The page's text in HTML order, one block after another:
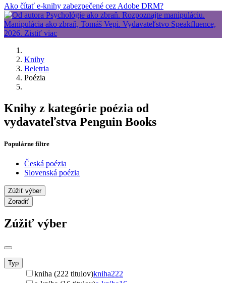
Ako čítať e-knihy zabezpečené cez Adobe DRM?
Knihy
Beletria
Poézia
Knihy z kategórie poézia od
vydavateľstva Penguin Books
Populárne filtre
Česká poézia
Slovenská poézia
Zúžiť výber
Zoradiť
Zúžiť výber
Typ
kniha (222 titulov)kniha222